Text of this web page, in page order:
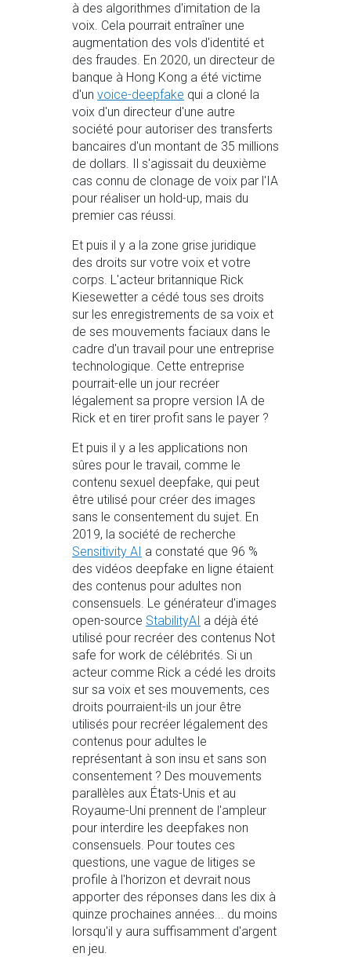
à des algorithmes d'imitation de la
voix. Cela pourrait entraîner une
augmentation des vols d'identité et
des fraudes. En 2020, un directeur de
banque à Hong Kong a été victime
d'un voice-deepfake qui a cloné la
voix d'un directeur d'une autre
société pour autoriser des transferts
bancaires d'un montant de 35 millions
de dollars. Il s'agissait du deuxième
cas connu de clonage de voix par l'IA
pour réaliser un hold-up, mais du
premier cas réussi.
Et puis il y a la zone grise juridique
des droits sur votre voix et votre
corps. L'acteur britannique Rick
Kiesewetter a cédé tous ses droits
sur les enregistrements de sa voix et
de ses mouvements faciaux dans le
cadre d'un travail pour une entreprise
technologique. Cette entreprise
pourrait-elle un jour recréer
légalement sa propre version IA de
Rick et en tirer profit sans le payer ?
Et puis il y a les applications non
sûres pour le travail, comme le
contenu sexuel deepfake, qui peut
être utilisé pour créer des images
sans le consentement du sujet. En
2019, la société de recherche
Sensitivity AI a constaté que 96 %
des vidéos deepfake en ligne étaient
des contenus pour adultes non
consensuels. Le générateur d'images
open-source StabilityAI a déjà été
utilisé pour recréer des contenus Not
safe for work de célébrités. Si un
acteur comme Rick a cédé les droits
sur sa voix et ses mouvements, ces
droits pourraient-ils un jour être
utilisés pour recréer légalement des
contenus pour adultes le
représentant à son insu et sans son
consentement ? Des mouvements
parallèles aux États-Unis et au
Royaume-Uni prennent de l'ampleur
pour interdire les deepfakes non
consensuels. Pour toutes ces
questions, une vague de litiges se
profile à l'horizon et devrait nous
apporter des réponses dans les dix à
quinze prochaines années... du moins
lorsqu'il y aura suffisamment d'argent
en jeu.